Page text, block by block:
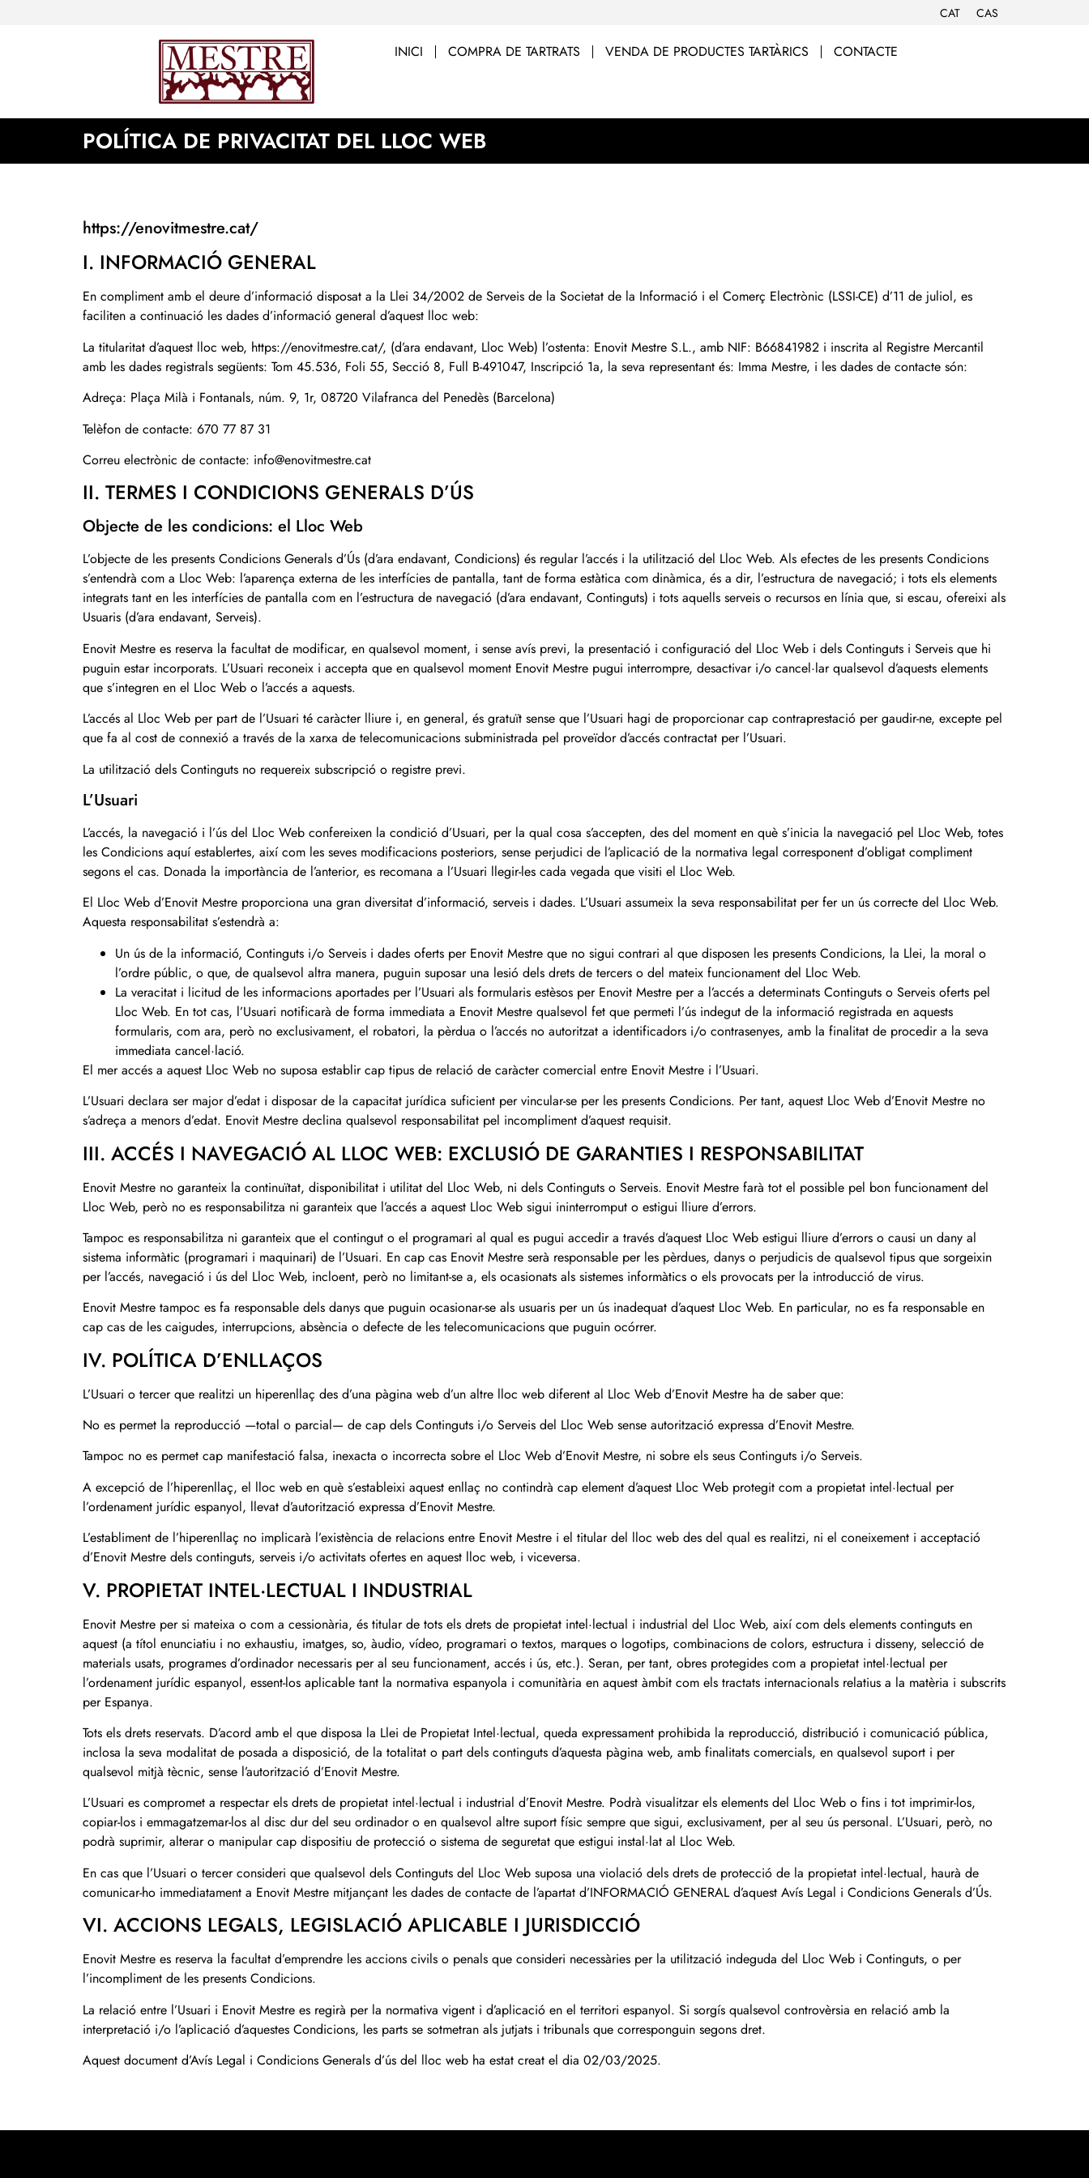
CAT CAS
INICI COMPRA DE TARTRATS VENDA DE PRODUCTES TARTÀRICS CONTACTE
POLÍTICA DE PRIVACITAT DEL LLOC WEB
https://enovitmestre.cat/
I. INFORMACIÓ GENERAL
En compliment amb el deure d’informació disposat a la Llei 34/2002 de Serveis de la Societat de la Informació i el Comerç Electrònic (LSSI-CE) d’11 de juliol, es
faciliten a continuació les dades d’informació general d’aquest lloc web:
La titularitat d’aquest lloc web, https://enovitmestre.cat/, (d’ara endavant, Lloc Web) l’ostenta: Enovit Mestre S.L., amb NIF: B66841982 i inscrita al Registre Mercantil
amb les dades registrals següents: Tom 45.536, Foli 55, Secció 8, Full B-491047, Inscripció 1a, la seva representant és: Imma Mestre, i les dades de contacte són:
Adreça: Plaça Milà i Fontanals, núm. 9, 1r, 08720 Vilafranca del Penedès (Barcelona)
Telèfon de contacte: 670 77 87 31
Correu electrònic de contacte: info@enovitmestre.cat
II. TERMES I CONDICIONS GENERALS D’ÚS
Objecte de les condicions: el Lloc Web
L’objecte de les presents Condicions Generals d’Ús (d’ara endavant, Condicions) és regular l’accés i la utilització del Lloc Web. Als efectes de les presents Condicions
s’entendrà com a Lloc Web: l’aparença externa de les interfícies de pantalla, tant de forma estàtica com dinàmica, és a dir, l’estructura de navegació; i tots els elements
integrats tant en les interfícies de pantalla com en l’estructura de navegació (d’ara endavant, Continguts) i tots aquells serveis o recursos en línia que, si escau, ofereixi als
Usuaris (d’ara endavant, Serveis).
Enovit Mestre es reserva la facultat de modificar, en qualsevol moment, i sense avís previ, la presentació i configuració del Lloc Web i dels Continguts i Serveis que hi
puguin estar incorporats. L’Usuari reconeix i accepta que en qualsevol moment Enovit Mestre pugui interrompre, desactivar i/o cancel·lar qualsevol d’aquests elements
que s’integren en el Lloc Web o l’accés a aquests.
L’accés al Lloc Web per part de l’Usuari té caràcter lliure i, en general, és gratuït sense que l’Usuari hagi de proporcionar cap contraprestació per gaudir-ne, excepte pel
que fa al cost de connexió a través de la xarxa de telecomunicacions subministrada pel proveïdor d’accés contractat per l’Usuari.
La utilització dels Continguts no requereix subscripció o registre previ.
L’Usuari
L’accés, la navegació i l’ús del Lloc Web confereixen la condició d’Usuari, per la qual cosa s’accepten, des del moment en què s’inicia la navegació pel Lloc Web, totes
les Condicions aquí establertes, així com les seves modificacions posteriors, sense perjudici de l’aplicació de la normativa legal corresponent d’obligat compliment
segons el cas. Donada la importància de l’anterior, es recomana a l’Usuari llegir-les cada vegada que visiti el Lloc Web.
El Lloc Web d’Enovit Mestre proporciona una gran diversitat d’informació, serveis i dades. L’Usuari assumeix la seva responsabilitat per fer un ús correcte del Lloc Web.
Aquesta responsabilitat s’estendrà a:
Un ús de la informació, Continguts i/o Serveis i dades oferts per Enovit Mestre que no sigui contrari al que disposen les presents Condicions, la Llei, la moral o
l’ordre públic, o que, de qualsevol altra manera, puguin suposar una lesió dels drets de tercers o del mateix funcionament del Lloc Web.
La veracitat i licitud de les informacions aportades per l’Usuari als formularis estèsos per Enovit Mestre per a l’accés a determinats Continguts o Serveis oferts pel
Lloc Web. En tot cas, l’Usuari notificarà de forma immediata a Enovit Mestre qualsevol fet que permeti l’ús indegut de la informació registrada en aquests
formularis, com ara, però no exclusivament, el robatori, la pèrdua o l’accés no autoritzat a identificadors i/o contrasenyes, amb la finalitat de procedir a la seva
immediata cancel·lació.
El mer accés a aquest Lloc Web no suposa establir cap tipus de relació de caràcter comercial entre Enovit Mestre i l’Usuari.
L’Usuari declara ser major d’edat i disposar de la capacitat jurídica suficient per vincular-se per les presents Condicions. Per tant, aquest Lloc Web d’Enovit Mestre no
s’adreça a menors d’edat. Enovit Mestre declina qualsevol responsabilitat pel incompliment d’aquest requisit.
III. ACCÉS I NAVEGACIÓ AL LLOC WEB: EXCLUSIÓ DE GARANTIES I RESPONSABILITAT
Enovit Mestre no garanteix la continuïtat, disponibilitat i utilitat del Lloc Web, ni dels Continguts o Serveis. Enovit Mestre farà tot el possible pel bon funcionament del
Lloc Web, però no es responsabilitza ni garanteix que l’accés a aquest Lloc Web sigui ininterromput o estigui lliure d’errors.
Tampoc es responsabilitza ni garanteix que el contingut o el programari al qual es pugui accedir a través d’aquest Lloc Web estigui lliure d’errors o causi un dany al
sistema informàtic (programari i maquinari) de l’Usuari. En cap cas Enovit Mestre serà responsable per les pèrdues, danys o perjudicis de qualsevol tipus que sorgeixin
per l’accés, navegació i ús del Lloc Web, incloent, però no limitant-se a, els ocasionats als sistemes informàtics o els provocats per la introducció de virus.
Enovit Mestre tampoc es fa responsable dels danys que puguin ocasionar-se als usuaris per un ús inadequat d’aquest Lloc Web. En particular, no es fa responsable en
cap cas de les caigudes, interrupcions, absència o defecte de les telecomunicacions que puguin ocórrer.
IV. POLÍTICA D’ENLLAÇOS
L’Usuari o tercer que realitzi un hiperenllaç des d’una pàgina web d’un altre lloc web diferent al Lloc Web d’Enovit Mestre ha de saber que:
No es permet la reproducció —total o parcial— de cap dels Continguts i/o Serveis del Lloc Web sense autorització expressa d’Enovit Mestre.
Tampoc no es permet cap manifestació falsa, inexacta o incorrecta sobre el Lloc Web d’Enovit Mestre, ni sobre els seus Continguts i/o Serveis.
A excepció de l’hiperenllaç, el lloc web en què s’estableixi aquest enllaç no contindrà cap element d’aquest Lloc Web protegit com a propietat intel·lectual per
l’ordenament jurídic espanyol, llevat d’autorització expressa d’Enovit Mestre.
L’establiment de l’hiperenllaç no implicarà l’existència de relacions entre Enovit Mestre i el titular del lloc web des del qual es realitzi, ni el coneixement i acceptació
d’Enovit Mestre dels continguts, serveis i/o activitats ofertes en aquest lloc web, i viceversa.
V. PROPIETAT INTEL·LECTUAL I INDUSTRIAL
Enovit Mestre per si mateixa o com a cessionària, és titular de tots els drets de propietat intel·lectual i industrial del Lloc Web, així com dels elements continguts en
aquest (a títol enunciatiu i no exhaustiu, imatges, so, àudio, vídeo, programari o textos, marques o logotips, combinacions de colors, estructura i disseny, selecció de
materials usats, programes d’ordinador necessaris per al seu funcionament, accés i ús, etc.). Seran, per tant, obres protegides com a propietat intel·lectual per
l’ordenament jurídic espanyol, essent-los aplicable tant la normativa espanyola i comunitària en aquest àmbit com els tractats internacionals relatius a la matèria i subscrits
per Espanya.
Tots els drets reservats. D’acord amb el que disposa la Llei de Propietat Intel·lectual, queda expressament prohibida la reproducció, distribució i comunicació pública,
inclosa la seva modalitat de posada a disposició, de la totalitat o part dels continguts d’aquesta pàgina web, amb finalitats comercials, en qualsevol suport i per
qualsevol mitjà tècnic, sense l’autorització d’Enovit Mestre.
L’Usuari es compromet a respectar els drets de propietat intel·lectual i industrial d’Enovit Mestre. Podrà visualitzar els elements del Lloc Web o fins i tot imprimir-los,
copiar-los i emmagatzemar-los al disc dur del seu ordinador o en qualsevol altre suport físic sempre que sigui, exclusivament, per al seu ús personal. L’Usuari, però, no
podrà suprimir, alterar o manipular cap dispositiu de protecció o sistema de seguretat que estigui instal·lat al Lloc Web.
En cas que l’Usuari o tercer consideri que qualsevol dels Continguts del Lloc Web suposa una violació dels drets de protecció de la propietat intel·lectual, haurà de
comunicar-ho immediatament a Enovit Mestre mitjançant les dades de contacte de l’apartat d’INFORMACIÓ GENERAL d’aquest Avís Legal i Condicions Generals d’Ús.
VI. ACCIONS LEGALS, LEGISLACIÓ APLICABLE I JURISDICCIÓ
Enovit Mestre es reserva la facultat d’emprendre les accions civils o penals que consideri necessàries per la utilització indeguda del Lloc Web i Continguts, o per
l’incompliment de les presents Condicions.
La relació entre l’Usuari i Enovit Mestre es regirà per la normativa vigent i d’aplicació en el territori espanyol. Si sorgís qualsevol controvèrsia en relació amb la
interpretació i/o l’aplicació d’aquestes Condicions, les parts se sotmetran als jutjats i tribunals que corresponguin segons dret.
Aquest document d’Avís Legal i Condicions Generals d’ús del lloc web ha estat creat el dia 02/03/2025.